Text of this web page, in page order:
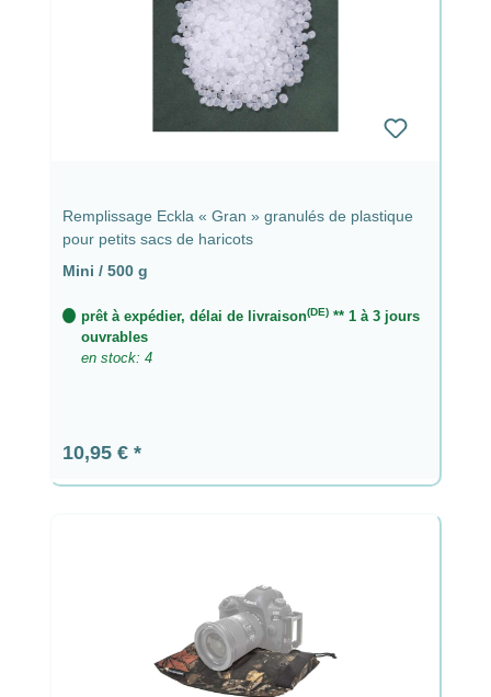
Remplissage Eckla « Gran » granulés de plastique
pour petits sacs de haricots
Mini / 500 g
prêt à expédier, délai de livraison(DE)** 1 à 3 jours
ouvrables
en stock: 4
Prix régulier :
10,95 €